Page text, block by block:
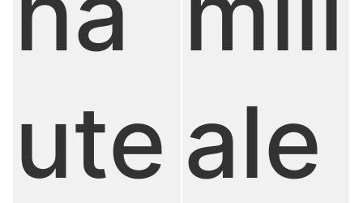
ute ale